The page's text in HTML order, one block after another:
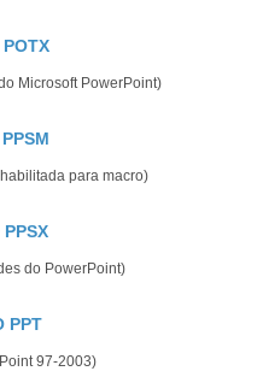
POTX
Microsoft PowerPoint)
para macro)
PPSX
do PowerPoint)
PPT
97-2003)